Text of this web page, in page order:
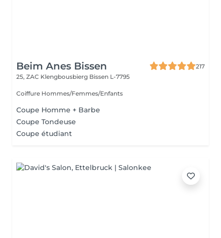
Beim Anes Bissen
217
25, ZAC Klengbousbierg Bissen L-7795
Coiffure Hommes/Femmes/Enfants
Coupe Homme + Barbe
Coupe Tondeuse
Coupe étudiant